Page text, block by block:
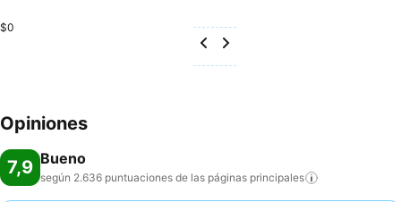
$0
Opiniones
7,9 Bueno
según 2.636 puntuaciones de las páginas principales